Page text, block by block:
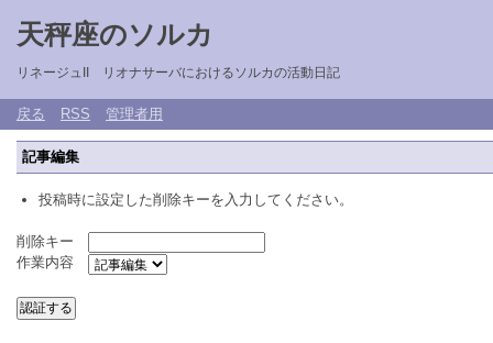
天秤座のソルカ
リネージュII リオナサーバにおけるソルカの活動日記
戻る RSS 管理者用
記事編集
投稿時に設定した削除キーを入力してください。
削除キー
作業内容